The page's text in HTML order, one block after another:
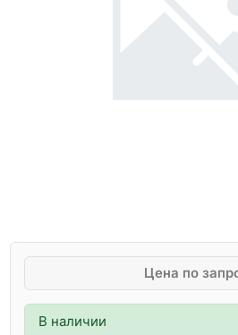
Цена по
В наличии